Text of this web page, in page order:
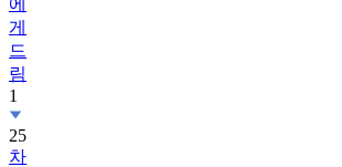
게
드
림
1
25
차